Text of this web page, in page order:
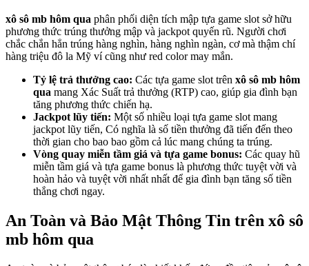
xô sô mb hôm qua phân phối diện tích mập tựa game slot sở hữu
phương thức trúng thưởng mập và jackpot quyến rũ. Người chơi
chắc chắn hẳn trúng hàng nghìn, hàng nghìn ngàn, cơ mà thậm chí
hàng triệu đô la Mỹ ví cũng như red color may mắn.
Tỷ lệ trả thưởng cao: Các tựa game slot trên xô sô mb hôm
qua mang Xác Suất trả thưởng (RTP) cao, giúp gia đình bạn
tăng phương thức chiến hạ.
Jackpot lũy tiến: Một số nhiều loại tựa game slot mang
jackpot lũy tiến, Có nghĩa là số tiền thưởng đã tiến đến theo
thời gian cho bao bao gồm cả lúc mang chúng ta trúng.
Vòng quay miễn tầm giá và tựa game bonus: Các quay hũ
miễn tầm giá và tựa game bonus là phương thức tuyệt vời và
hoàn hảo và tuyệt vời nhất nhất để gia đình bạn tăng số tiền
thắng chơi ngay.
An Toàn và Bảo Mật Thông Tin trên xô sô
mb hôm qua